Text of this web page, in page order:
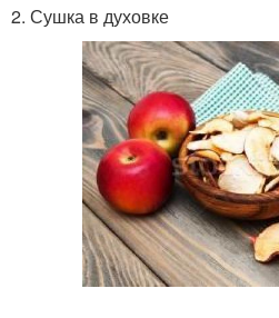
2. Сушка в духовке